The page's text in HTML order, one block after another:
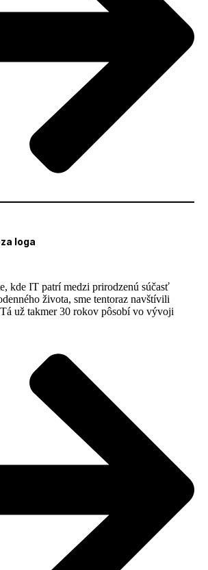
loga
kde IT patrí medzi prirodzenú súčasť
života, sme tentoraz navštívili
už takmer 30 rokov pôsobí vo vývoji